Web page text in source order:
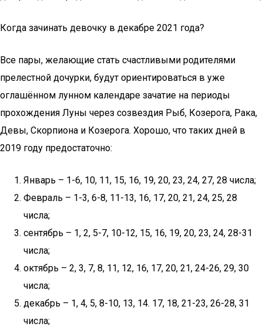
Когда зачинать девочку в декабре 2021 года?
Все пары, желающие стать счастливыми родителями
прелестной дочурки, будут ориентироваться в уже
оглашённом лунном календаре зачатие на периоды
прохождения Луны через созвездия Рыб, Козерога, Рака,
Девы, Скорпиона и Козерога. Хорошо, что таких дней в
2019 году предостаточно:
Январь – 1-6, 10, 11, 15, 16, 19, 20, 23, 24, 27, 28 числа;
Февраль – 1-3, 6-8, 11-13, 16, 17, 20, 21, 24, 25, 28
числа;
сентябрь – 1, 2, 5-7, 10-12, 15, 16, 19, 20, 23, 24, 28-31
числа;
октябрь – 2, 3, 7, 8, 11, 12, 16, 17, 20, 21, 24-26, 29, 30
числа;
декабрь – 1, 4, 5, 8-10, 13, 14. 17, 18, 21-23, 26-28, 31
числа;